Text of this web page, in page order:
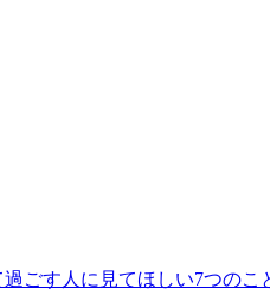
過ごす人に見てほしい7つのこ